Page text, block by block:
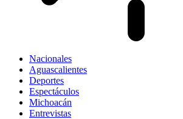
Nacionales
Aguascalientes
Deportes
Espectáculos
Michoacán
Entrevistas